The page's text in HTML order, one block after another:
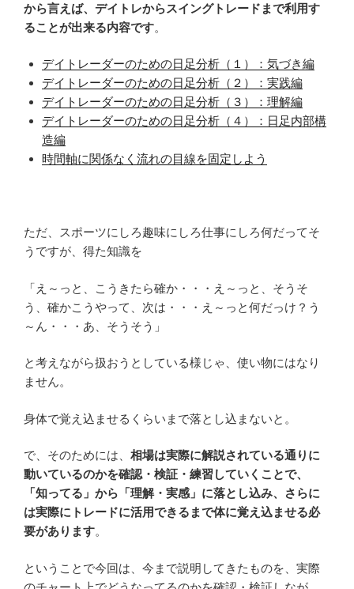
から言えば、デイトレからスイングトレードまで利用す
ることが出来る内容です。
デイトレーダーのための日足分析（１）：気づき編
デイトレーダーのための日足分析（２）：実践編
デイトレーダーのための日足分析（３）：理解編
デイトレーダーのための日足分析（４）：日足内部構
造編
時間軸に関係なく流れの目線を固定しよう
ただ、スポーツにしろ趣味にしろ仕事にしろ何だってそ
うですが、得た知識を
「え～っと、こうきたら確か・・・え～っと、そうそ
う、確かこうやって、次は・・・え～っと何だっけ？う
～ん・・・あ、そうそう」
と考えながら扱おうとしている様じゃ、使い物にはなり
ません。
身体で覚え込ませるくらいまで落とし込まないと。
で、そのためには、 相場は実際に解説されている通りに
動いているのかを確認・検証・練習していくことで、
「知ってる」から「理解・実感」に落とし込み、さらに
は実際にトレードに活用できるまで体に覚え込ませる必
要があります。
ということで今回は、今まで説明してきたものを、実際